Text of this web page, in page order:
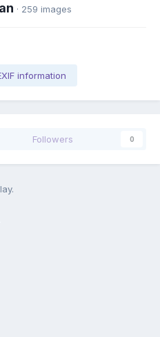
· 259 images
information
Followers 0